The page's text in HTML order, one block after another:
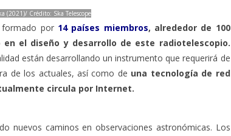
(2021)/ Crédito: Ska Telescope
formado por 14 países miembros, alrededor de 100
el diseño y desarrollo de este radiotelescopio.
están desarrollando un instrumento que requerirá de
de los actuales, así como de una tecnología de red
circula por Internet.
nuevos caminos en observaciones astronómicas. Los